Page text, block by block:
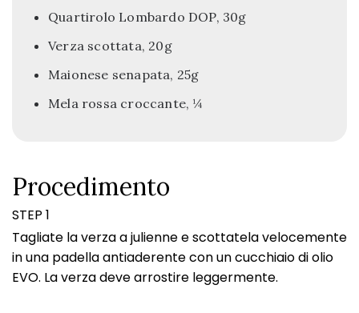
Quartirolo Lombardo DOP, 30g
Verza scottata, 20g
Maionese senapata, 25g
Mela rossa croccante, ¼
Procedimento
STEP 1
Tagliate la verza a julienne e scottatela velocemente
in una padella antiaderente con un cucchiaio di olio
EVO. La verza deve arrostire leggermente.